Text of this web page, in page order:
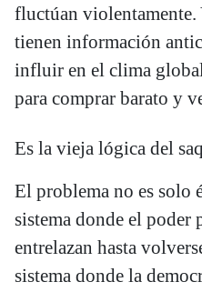
fluctúan violentamente.
tienen información
influir en el clima
para comprar barato y
Es la vieja lógica del
El problema no es solo
sistema donde el
entrelazan hasta
sistema donde la